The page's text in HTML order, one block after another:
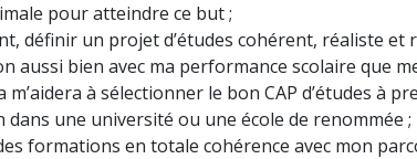
pour atteindre ce but ;
définir un projet d’études cohérent, réaliste et
aussi bien avec ma performance scolaire que
m’aidera à sélectionner le bon CAP d’études à
dans une université ou une école de renommée ;
formations en totale cohérence avec mon